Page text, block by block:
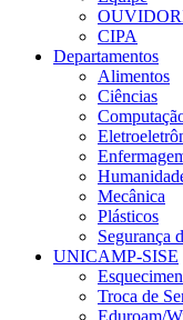
CIPA
Departamentos
Alimentos
Ciências
Mecânica
Plásticos
Segurança
UNICAMP-SISE
Troca de
Eduroam/